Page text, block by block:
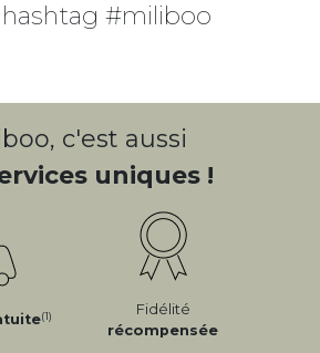
#miliboo
c'est aussi
uniques !
(1)
Fidélité
récompensée